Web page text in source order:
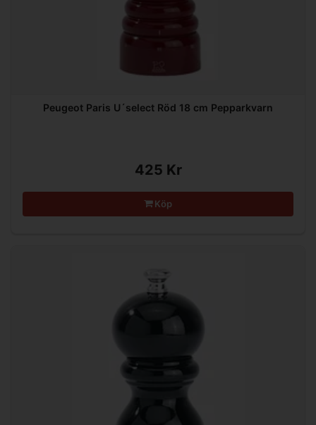
Peugeot Paris U´select Röd 18 cm Pepparkvarn
425 Kr
Köp